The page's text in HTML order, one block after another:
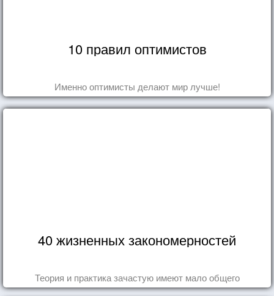
10 правил оптимистов
Именно оптимисты делают мир лучше!
40 жизненных закономерностей
Теория и практика зачастую имеют мало общего